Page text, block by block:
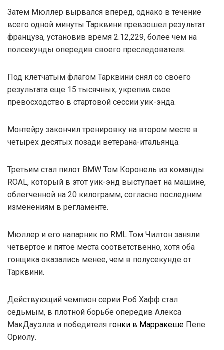
Затем Мюллер вырвался вперед, однако в течение
всего одной минуты Тарквини превзошел результат
француза, установив время 2.12,229, более чем на
полсекунды опередив своего преследователя.
Под клетчатым флагом Тарквини снял со своего
результата еще 15 тысячных, укрепив свое
превосходство в стартовой сессии уик-энда.
Монтейру закончил тренировку на втором месте в
четырех десятых позади ветерана-итальянца.
Третьим стал пилот BMW Том Коронель из команды
ROAL, который в этот уик-энд выступает на машине,
облегченной на 20 килограмм, согласно последним
изменениям в регламенте.
Мюллер и его напарник по RML Том Чилтон заняли
четвертое и пятое места соответственно, хотя оба
гонщика оказались менее, чем в полусекунде от
Тарквини.
Действующий чемпион серии Роб Хафф стал
седьмым, в плотной борьбе опередив Алекса
МакДауэлла и победителя гонки в Марракеше Пепе
Ориолу.